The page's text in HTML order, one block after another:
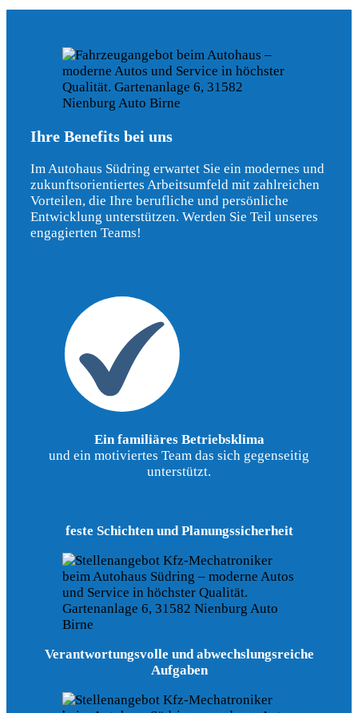
Ihre Benefits bei uns
Im Autohaus Südring erwartet Sie ein modernes und
zukunftsorientiertes Arbeitsumfeld mit zahlreichen
Vorteilen, die Ihre berufliche und persönliche
Entwicklung unterstützen. Werden Sie Teil unseres
engagierten Teams!
Ein familiäres Betriebsklima
und ein motiviertes Team das sich gegenseitig
unterstützt.
feste Schichten und Planungssicherheit
Verantwortungsvolle und abwechslungsreiche
Aufgaben